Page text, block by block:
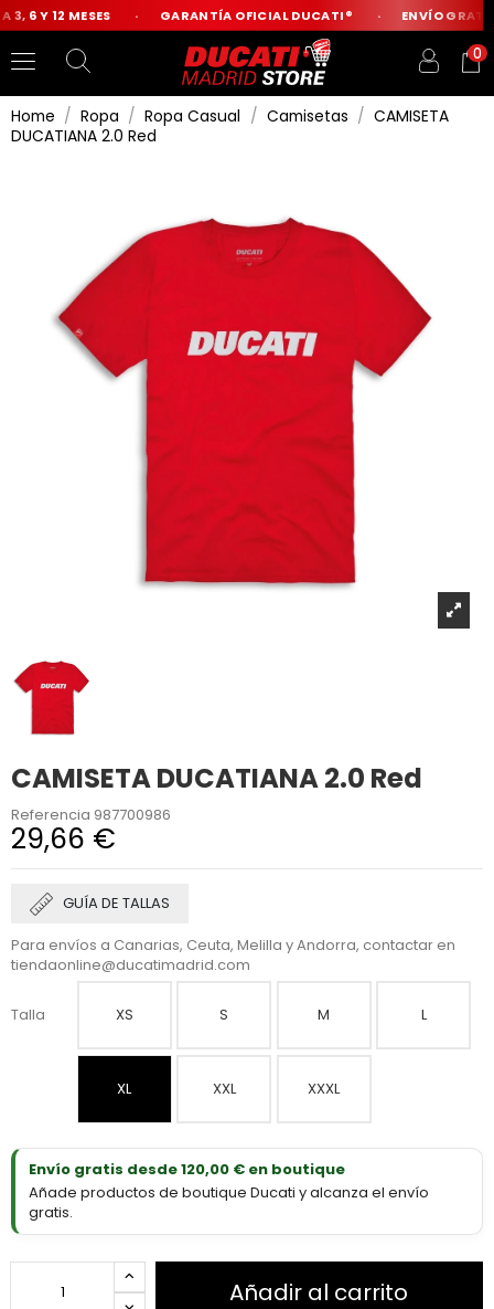
6 Y 12 MESES GARANTÍA OFICIAL DUCATI® ENVÍO
0
Home Ropa Ropa Casual Camisetas
CAMISETA
DUCATIANA 2.0 Red
CAMISETA DUCATIANA 2.0 Red
Referencia 987700986
29,66 €
GUÍA DE TALLAS
Para envíos a Canarias, Ceuta, Melilla y Andorra, contactar en
tiendaonline@ducatimadrid.com
Talla XS S M L
XL XXL XXXL
Envío gratis desde 120,00 € en boutique
Añade productos de boutique Ducati y alcanza el envío
gratis.
Añadir al carrito